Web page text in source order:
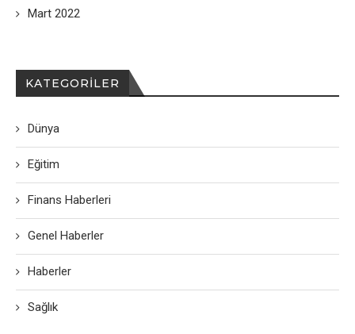
Mart 2022
KATEGORILER
Dünya
Eğitim
Finans Haberleri
Genel Haberler
Haberler
Sağlık